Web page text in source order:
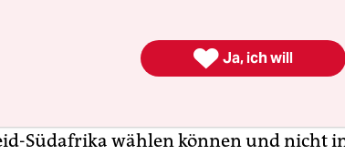
dem sie behauptete, rothaarige
und Travellers würden zwar
Südafrika wählen können und nicht
 Ja, ich will